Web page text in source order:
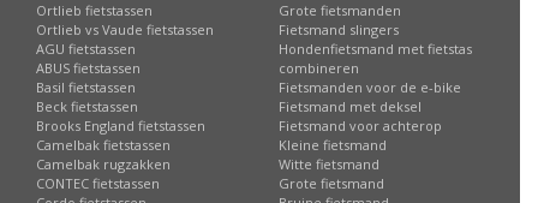
Ortlieb fietstassen
Ortlieb vs Vaude fietstassen
AGU fietstassen
ABUS fietstassen
Basil fietstassen
Beck fietstassen
Brooks England fietstassen
Camelbak fietstassen
Camelbak rugzakken
CONTEC fietstassen
Grote fietsmanden
Fietsmand slingers
Hondenfietsmand met fietstas
combineren
Fietsmanden voor de e-bike
Fietsmand met deksel
Fietsmand voor achterop
Kleine fietsmand
Witte fietsmand
Grote fietsmand